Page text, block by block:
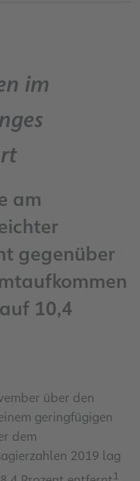
im
am
gegenüber
10,4
über den
geringfügigen
dem
2019 lag
1